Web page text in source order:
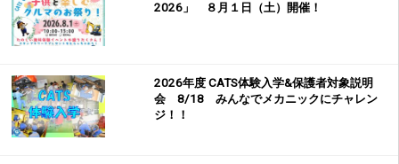
2026」 ８月１日（土）開催！
2026年度 CATS体験入学&保護者対象説明
会 8/18 みんなでメカニックにチャレン
ジ！！